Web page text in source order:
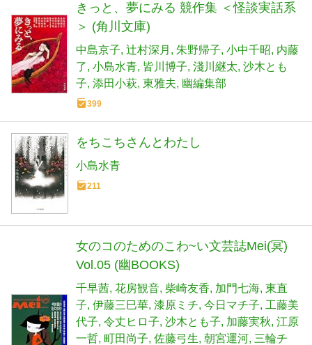
きっと、夢にみる 競作集 ＜怪談実話系
＞ (角川文庫)
中島京子 辻村深月 朱野帰子 小中千昭 内藤
了 小島水青 皆川博子 淺川継太 沙木とも
子 添田小萩 東雅夫 幽編集部
399
をちこちさんとわたし
小島水青
211
女のコのためのこわ~い文芸誌Mei(冥)
Vol.05 (幽BOOKS)
千早茜 花房観音 柴崎友香 加門七海 東直
子 伊藤三巳華 漆原ミチ 今日マチ子 工藤美
代子 令丈ヒロ子 沙木とも子 加藤実秋 江原
一哲 町田尚子 佐藤弓生 朝宮運河 三輪チ